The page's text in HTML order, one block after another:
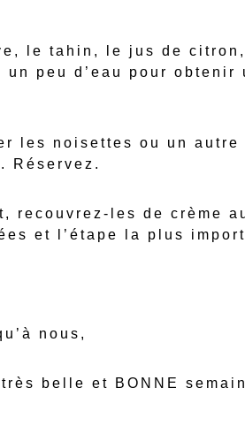
le tahin, le jus de
peu d’eau pour
les noisettes ou un
Réservez.
les de crème
et l’étape la plus
nous,
belle et BONNE